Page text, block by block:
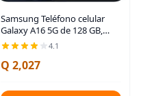
Samsung Teléfono celular
Galaxy A16 5G de 128 GB,
teléfono inteligente Android
desbloqueado, pantalla
AMOLED grande, diseño
4.1
Q 2,027